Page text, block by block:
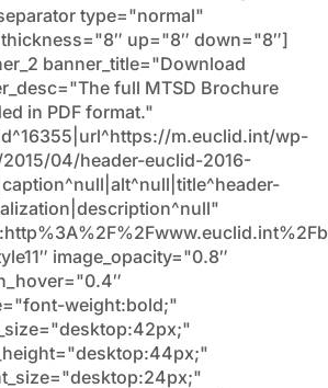
type="normal"
up="8″ down="8″]
banner_title="Download
full MTSD Brochure
in PDF format."
m.euclid.int/wp-
04/header-euclid-2016-
image_opacity="0.8″
weight:bold;"